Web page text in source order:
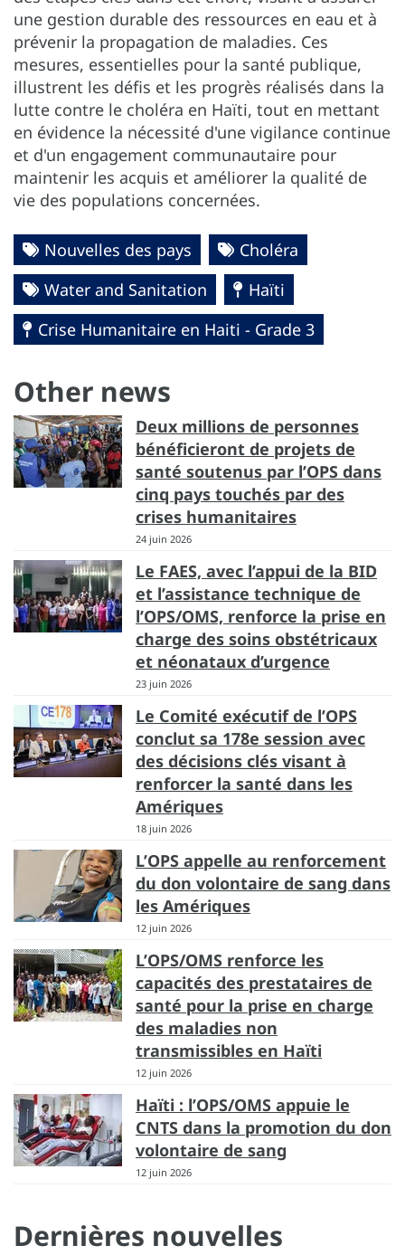
une gestion durable des ressources en eau et à
prévenir la propagation de maladies. Ces
mesures, essentielles pour la santé publique,
illustrent les défis et les progrès réalisés dans la
lutte contre le choléra en Haïti, tout en mettant
en évidence la nécessité d'une vigilance continue
et d'un engagement communautaire pour
maintenir les acquis et améliorer la qualité de
vie des populations concernées.
Nouvelles des pays
Choléra
Water and Sanitation
Haïti
Crise Humanitaire en Haiti - Grade 3
Other news
Deux millions de personnes
bénéficieront de projets de
santé soutenus par l’OPS dans
cinq pays touchés par des
crises humanitaires
24 juin 2026
Le FAES, avec l’appui de la BID
et l’assistance technique de
l’OPS/OMS, renforce la prise en
charge des soins obstétricaux
et néonataux d’urgence
23 juin 2026
Le Comité exécutif de l’OPS
conclut sa 178e session avec
des décisions clés visant à
renforcer la santé dans les
Amériques
18 juin 2026
L’OPS appelle au renforcement
du don volontaire de sang dans
les Amériques
12 juin 2026
L’OPS/OMS renforce les
capacités des prestataires de
santé pour la prise en charge
des maladies non
transmissibles en Haïti
12 juin 2026
Haïti : l’OPS/OMS appuie le
CNTS dans la promotion du don
volontaire de sang
12 juin 2026
Dernières nouvelles